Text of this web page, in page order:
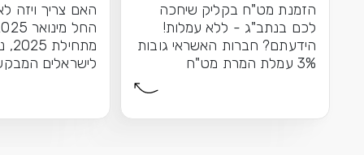
הזמנת מט"ח בקליק שיחכה
לכם בנתב"ג - ללא עמלות!
הידעתם? חברות האשראי גובות
3% עמלת המרת מט"ח
האם צריך ויזה
לישראלים